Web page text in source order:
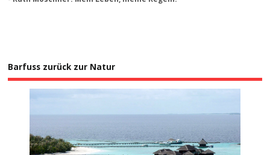
Barfuss zurück zur Natur